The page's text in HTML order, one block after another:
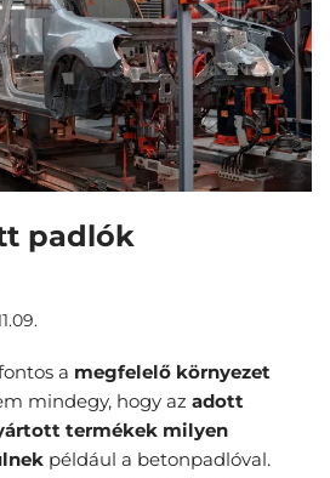
padlók
a megfelelő környezet
mindegy, hogy az adott
termékek milyen
például a betonpadlóval.